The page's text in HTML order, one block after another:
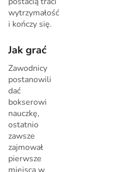
wytrzymałość
i kończy się.
Jak grać
Zawodnicy
postanowili
dać
bokserowi
nauczkę,
ostatnio
zawsze
zajmował
pierwsze